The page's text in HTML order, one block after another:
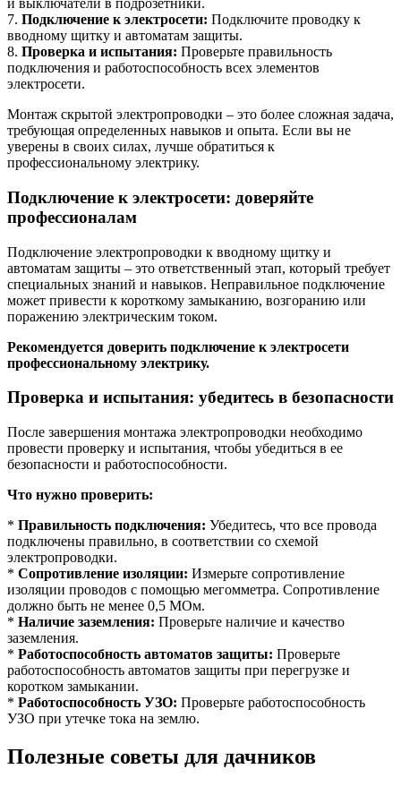
и выключатели в подрозетники.
7. Подключение к электросети: Подключите проводку к
вводному щитку и автоматам защиты.
8. Проверка и испытания: Проверьте правильность
подключения и работоспособность всех элементов
электросети.
Монтаж скрытой электропроводки – это более сложная задача,
требующая определенных навыков и опыта. Если вы не
уверены в своих силах, лучше обратиться к
профессиональному электрику.
Подключение к электросети: доверяйте
профессионалам
Подключение электропроводки к вводному щитку и
автоматам защиты – это ответственный этап, который требует
специальных знаний и навыков. Неправильное подключение
может привести к короткому замыканию, возгоранию или
поражению электрическим током.
Рекомендуется доверить подключение к электросети
профессиональному электрику.
Проверка и испытания: убедитесь в безопасности
После завершения монтажа электропроводки необходимо
провести проверку и испытания, чтобы убедиться в ее
безопасности и работоспособности.
Что нужно проверить:
* Правильность подключения: Убедитесь, что все провода
подключены правильно, в соответствии со схемой
электропроводки.
* Сопротивление изоляции: Измерьте сопротивление
изоляции проводов с помощью мегомметра. Сопротивление
должно быть не менее 0,5 МОм.
* Наличие заземления: Проверьте наличие и качество
заземления.
* Работоспособность автоматов защиты: Проверьте
работоспособность автоматов защиты при перегрузке и
коротком замыкании.
* Работоспособность УЗО: Проверьте работоспособность
УЗО при утечке тока на землю.
Полезные советы для дачников